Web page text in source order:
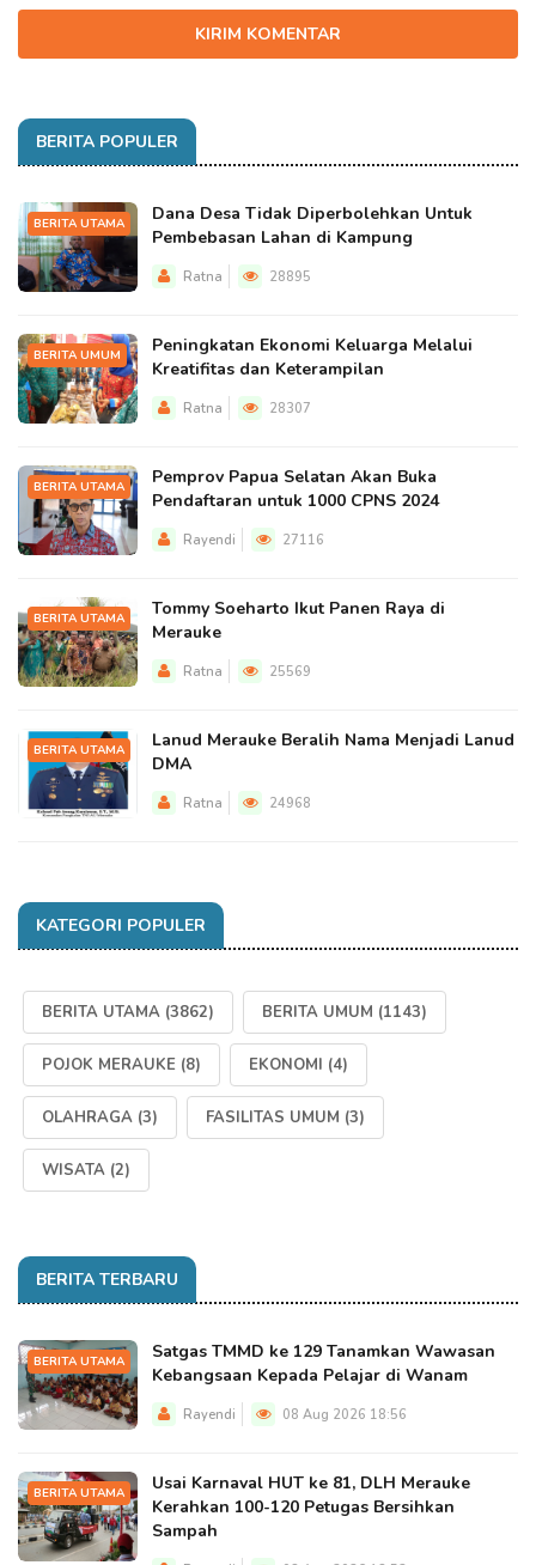
KIRIM KOMENTAR
BERITA POPULER
BERITA UTAMA
Dana Desa Tidak Diperbolehkan Untuk
Pembebasan Lahan di Kampung
Ratna 28895
BERITA UMUM
Peningkatan Ekonomi Keluarga Melalui
Kreatifitas dan Keterampilan
Ratna 28307
BERITA UTAMA
Pemprov Papua Selatan Akan Buka
Pendaftaran untuk 1000 CPNS 2024
Rayendi 27116
BERITA UTAMA
Tommy Soeharto Ikut Panen Raya di
Merauke
Ratna 25569
BERITA UTAMA
Lanud Merauke Beralih Nama Menjadi Lanud
DMA
Ratna 24968
KATEGORI POPULER
BERITA UTAMA (3862) BERITA UMUM (1143)
POJOK MERAUKE (8) EKONOMI (4)
OLAHRAGA (3) FASILITAS UMUM (3)
WISATA (2)
BERITA TERBARU
BERITA UTAMA
Satgas TMMD ke 129 Tanamkan Wawasan
Kebangsaan Kepada Pelajar di Wanam
Rayendi 08 Aug 2026 18:56
BERITA UTAMA
Usai Karnaval HUT ke 81, DLH Merauke
Kerahkan 100-120 Petugas Bersihkan
Sampah